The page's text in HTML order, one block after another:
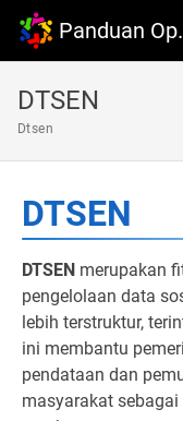
DTSEN
Dtsen
DTSEN
DTSEN merupakan
pengelolaan data
lebih terstruktur,
ini membantu
pendataan dan
masyarakat